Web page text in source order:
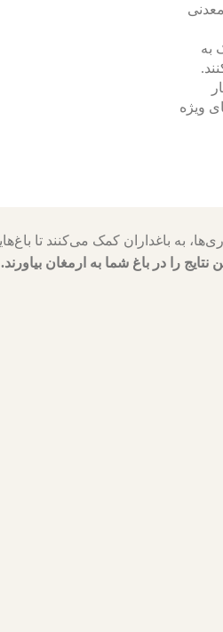
به
ویژه
را در باغ شما به ارمغان بیاورند.